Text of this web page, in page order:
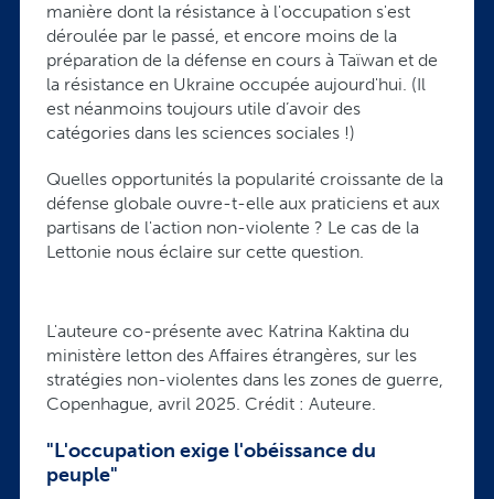
manière dont la résistance à l'occupation s'est
déroulée par le passé, et encore moins de la
préparation de la défense en cours à Taïwan et de
la résistance en Ukraine occupée aujourd'hui. (Il
est néanmoins toujours utile d’avoir des
catégories dans les sciences sociales !)
Quelles opportunités la popularité croissante de la
défense globale ouvre-t-elle aux praticiens et aux
partisans de l'action non-violente ? Le cas de la
Lettonie nous éclaire sur cette question.
L'auteure co-présente avec Katrina Kaktina du
ministère letton des Affaires étrangères, sur les
stratégies non-violentes dans les zones de guerre,
Copenhague, avril 2025. Crédit : Auteure.
"L'occupation exige l'obéissance du
peuple"